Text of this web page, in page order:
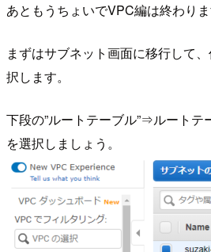
あともうちょいでVPC編は終わりま
まずはサブネット画面に移行して
択します。
下段の”ルートテーブル”⇒ルートテ
を選択しましょう。